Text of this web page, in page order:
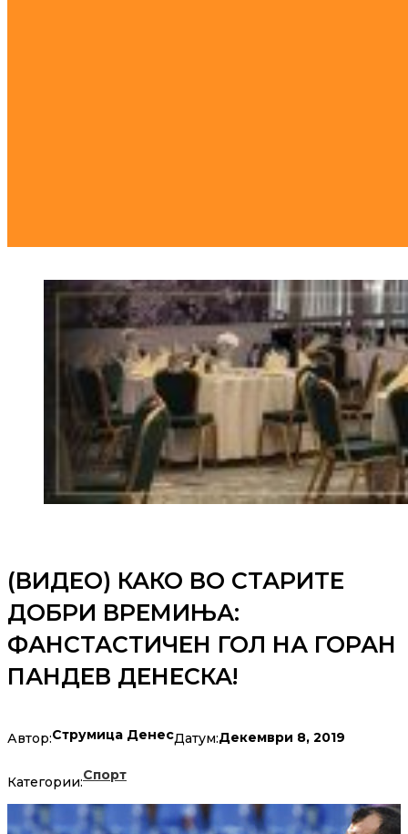
(ВИДЕО) КАКО ВО СТАРИТЕ
ДОБРИ ВРЕМИЊА:
ФАНСТАСТИЧЕН ГОЛ НА ГОРАН
ПАНДЕВ ДЕНЕСКА!
Автор:Струмица ДенесДатум:Декември 8, 2019
Категории:Спорт